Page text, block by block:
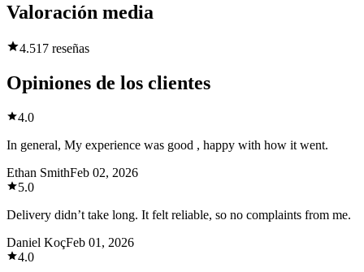
Valoración media
4.517 reseñas
Opiniones de los clientes
4.0
In general, My experience was good , happy with how it went.
Ethan SmithFeb 02, 2026
5.0
Delivery didn’t take long. It felt reliable, so no complaints from me.
Daniel KoçFeb 01, 2026
4.0